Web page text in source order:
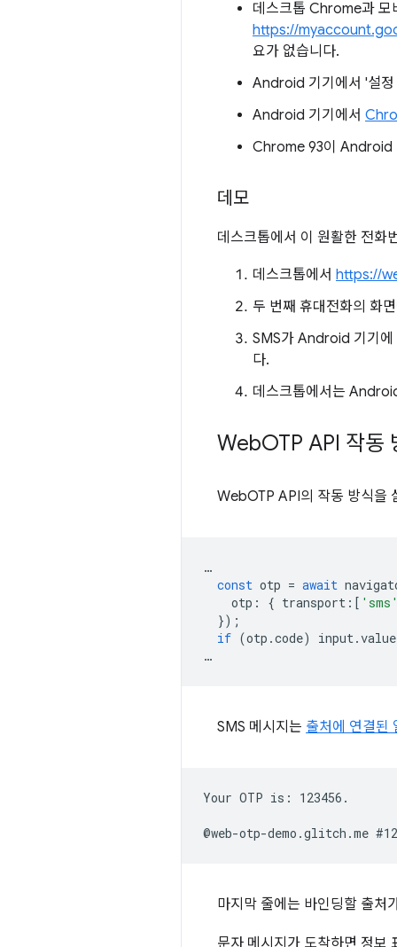
데스크톱 Chrome과 모
https://
요가 없습니다.
Android 기기에서 '설
Android 기기에서
Chrome 93이 Android
데모
데스크톱에서 이 원활한 전화
데스크톱에서 https://
두 번째 휴대전화의 화
SMS가 Android 기기에
다.
데스크톱에서는
WebOTP API 작동
WebOTP API의 작동 방식을
…
const otp = await
otp : { transport : [ 'sms'
});
if (otp .code) input.value
…
SMS 메시지는 출처에 연결된
Your OTP is: 123456.
마지막 줄에는 바인딩할 출처